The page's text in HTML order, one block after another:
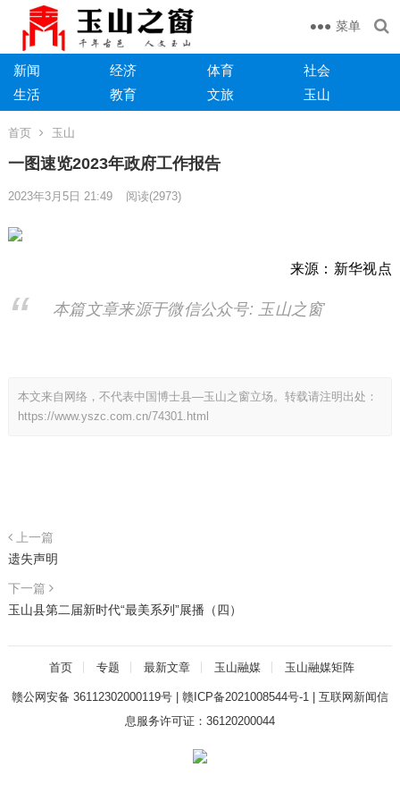
菜单
新闻 经济 体育
社会
生活
教育 文旅 玉山
首页 玉山
一图速览2023年政府工作报告
2023年3月5日 21:49 阅读(2973)
来源： 新华视点
本篇文章来源于微信公众号: 玉山之窗
本文来自网络，不代表中国博士县—玉山之窗立场。转载请注明出处：
https://www.yszc.com.cn/74301.html
上一篇
遗失声明
下一篇
玉山县第二届新时代“最美系列”展播（四）
首页 专题 最新文章 玉山融媒 玉山融媒矩阵
赣公网安备 36112302000119号| 赣ICP备2021008544号-1| 互联网新闻信
息服务许可证：36120200044